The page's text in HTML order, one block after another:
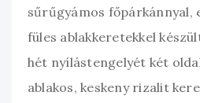
sűrűgyámos főpárkánnyal,
füles ablakkeretekkel
hét nyílástengelyét két
ablakos, keskeny rizalit